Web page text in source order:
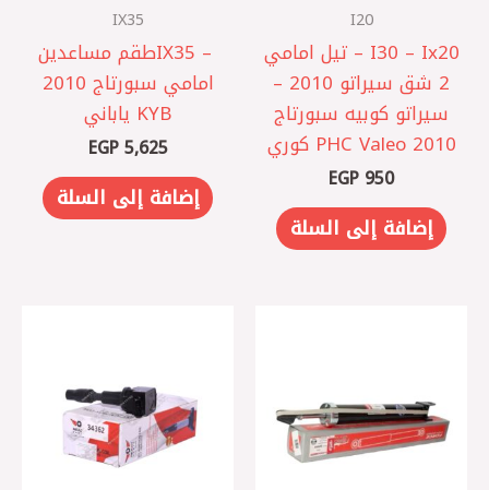
I20
I30 – Ix20‎ – تيل امامي
2 شق سيراتو 2010 –
سيراتو كوبيه ‎سبورتاج
2010 PHC Valeo كوري
EGP 950
إضافة إلى السلة
IX35
IX35 – ‎طقم مساعدين
امامي سبورتاج 2010
KYB ياباني
EGP5,625
إضافة إلى السلة